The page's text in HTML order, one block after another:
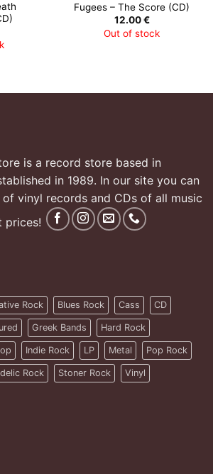
Fugees – The Score (CD)
12.00€
Out of stock
is a record store based in
in 1989. In our site you can
vinyl records and CDs of all music
prices!
Rock Blues Rock Cass CD
Greek Bands Hard Rock
Indie Rock LP Metal Pop Rock
Rock Stoner Rock Vinyl